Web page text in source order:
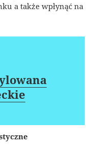
a także wpłynąć na